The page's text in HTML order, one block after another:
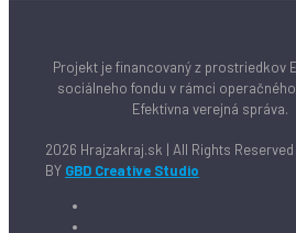
Projekt je financovaný z prostriedkov
sociálneho fondu v rámci
Efektívna verejná správa.
2026 Hrajzakraj.sk | All Rights Reserved
BY GBD Creative Studio